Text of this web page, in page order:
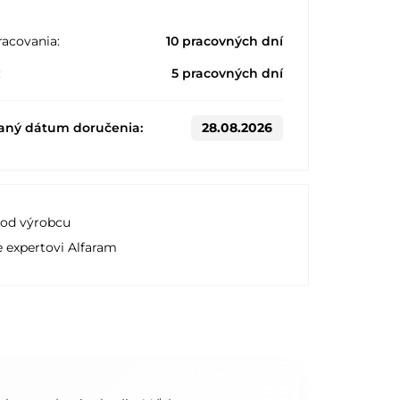
10 pracovných dní
5 pracovných dní
dátum doručenia: 28.08.2026
výrobcu
expertovi Alfaram